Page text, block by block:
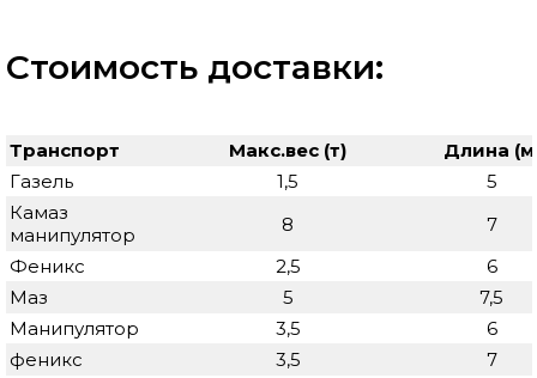
Стоимость доставки:
Транспорт Макс.вес (т)
Длина
Газель
1,5
5
Камаз
манипулятор
8
7
Феникс
2,5
6
Маз
5
7,5
Манипулятор
3,5
6
феникс
3,5 7